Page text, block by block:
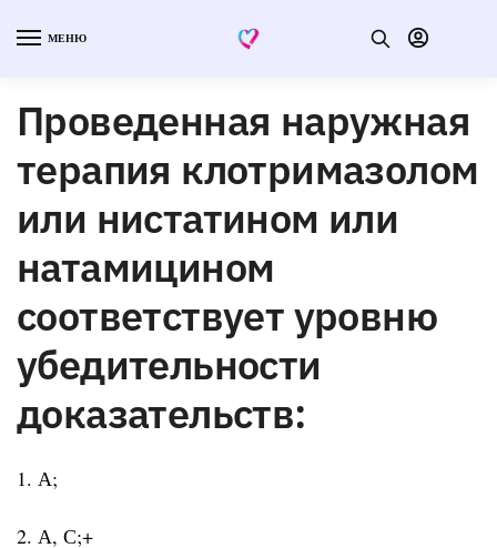
МЕНЮ
Проведенная наружная
терапия клотримазолом
или нистатином или
натамицином
соответствует уровню
убедительности
доказательств:
1. А;
2. А, С;+